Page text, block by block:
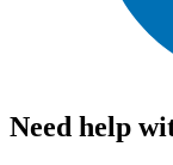
Need help